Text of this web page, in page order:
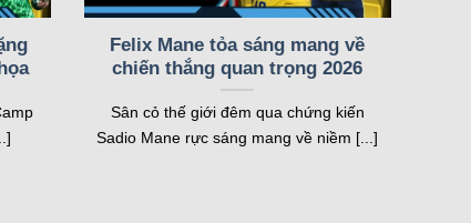
chính làm nên tên tuổi của trang web. Mỗi
thẻ phạt hay sự kiện quan trọng, hệ thống sẽ
Felix Mane tỏa sáng mang về
chiến thắng quan trọng 2026
Sân cỏ thế giới đêm qua chứng kiến
Sadio Mane rực sáng mang về niềm [...]